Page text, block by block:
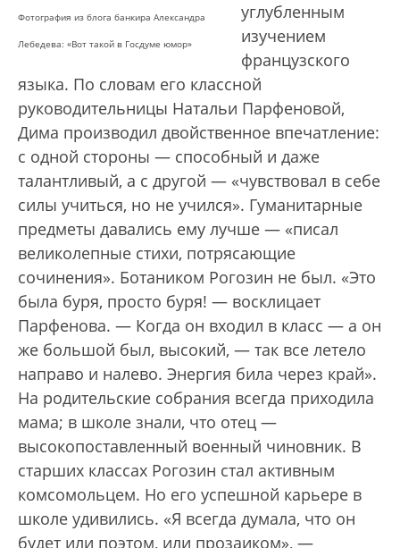
Фотография из блога банкира Александра
Лебедева: «Вот такой в Госдуме юмор»
углубленным
изучением
французского
языка. По словам его классной
руководительницы Натальи Парфеновой,
Дима производил двойственное впечатление:
с одной стороны — способный и даже
талантливый, а с другой — «чувствовал в себе
силы учиться, но не учился». Гуманитарные
предметы давались ему лучше — «писал
великолепные стихи, потрясающие
сочинения». Ботаником Рогозин не был. «Это
была буря, просто буря! — восклицает
Парфенова. — Когда он входил в класс — а он
же большой был, высокий, — так все летело
направо и налево. Энергия била через край».
На родительские собрания всегда приходила
мама; в школе знали, что отец —
высокопоставленный военный чиновник. В
старших классах Рогозин стал активным
комсомольцем. Но его успешной карьере в
школе удивились. «Я всегда думала, что он
будет или поэтом, или прозаиком», —